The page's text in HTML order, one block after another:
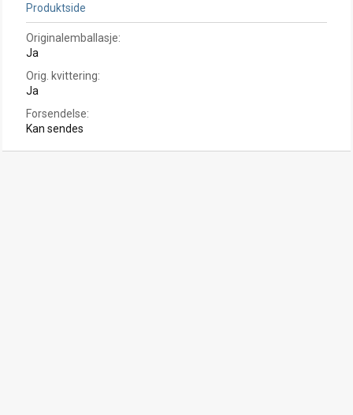
Produktside
Originalemballasje
Ja
Orig. kvittering
Ja
Forsendelse
Kan sendes